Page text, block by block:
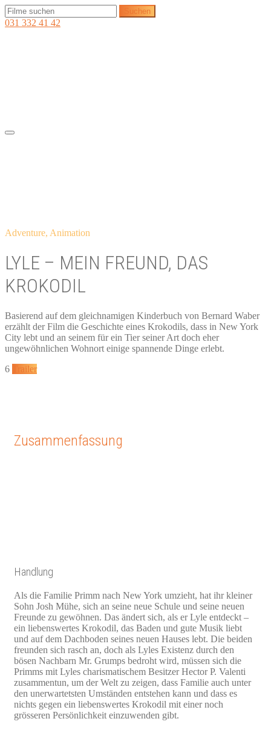
031 332 41 42
Adventure, Animation
LYLE – MEIN FREUND, DAS
KROKODIL
Basierend auf dem gleichnamigen Kinderbuch von Bernard Waber
erzählt der Film die Geschichte eines Krokodils, dass in New York
City lebt und an seinem für ein Tier seiner Art doch eher
ungewöhnlichen Wohnort einige spannende Dinge erlebt.
6
Trailer
Zusammenfassung
Handlung
Als die Familie Primm nach New York umzieht, hat ihr kleiner
Sohn Josh Mühe, sich an seine neue Schule und seine neuen
Freunde zu gewöhnen. Das ändert sich, als er Lyle entdeckt –
ein liebenswertes Krokodil, das Baden und gute Musik liebt
und auf dem Dachboden seines neuen Hauses lebt. Die beiden
freunden sich rasch an, doch als Lyles Existenz durch den
bösen Nachbarn Mr. Grumps bedroht wird, müssen sich die
Primms mit Lyles charismatischem Besitzer Hector P. Valenti
zusammentun, um der Welt zu zeigen, dass Familie auch unter
den unerwartetsten Umständen entstehen kann und dass es
nichts gegen ein liebenswertes Krokodil mit einer noch
grösseren Persönlichkeit einzuwenden gibt.